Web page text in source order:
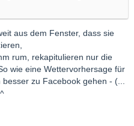
aus dem Fenster, dass sie
rum, rekapitulieren nur die
wie eine Wettervorhersage für
zu Facebook gehen - (...